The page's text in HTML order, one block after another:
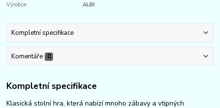
Výrobce: ALBI
Kompletní specifikace
Komentáře 0
Kompletní specifikace
Klasická stolní hra, která nabízí mnoho zábavy a vtipných